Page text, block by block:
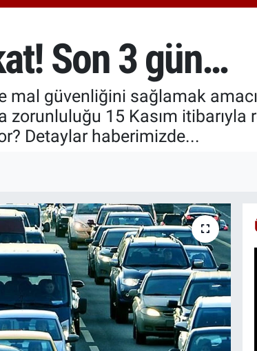
Son 3 gün…
mal güvenliğini sağlamak
15 Kasım itibarıyla
Detaylar haberimizde...